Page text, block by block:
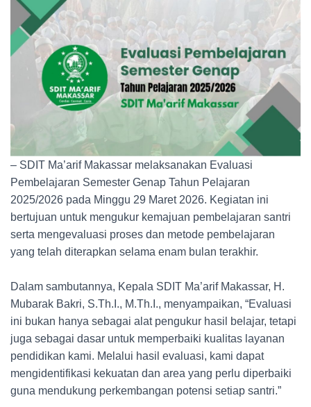
– SDIT Ma’arif Makassar melaksanakan Evaluasi
Pembelajaran Semester Genap Tahun Pelajaran
2025/2026 pada Minggu 29 Maret 2026. Kegiatan ini
bertujuan untuk mengukur kemajuan pembelajaran santri
serta mengevaluasi proses dan metode pembelajaran
yang telah diterapkan selama enam bulan terakhir.
Dalam sambutannya, Kepala SDIT Ma’arif Makassar, H.
Mubarak Bakri, S.Th.I., M.Th.I., menyampaikan, “Evaluasi
ini bukan hanya sebagai alat pengukur hasil belajar, tetapi
juga sebagai dasar untuk memperbaiki kualitas layanan
pendidikan kami. Melalui hasil evaluasi, kami dapat
mengidentifikasi kekuatan dan area yang perlu diperbaiki
guna mendukung perkembangan potensi setiap santri.”